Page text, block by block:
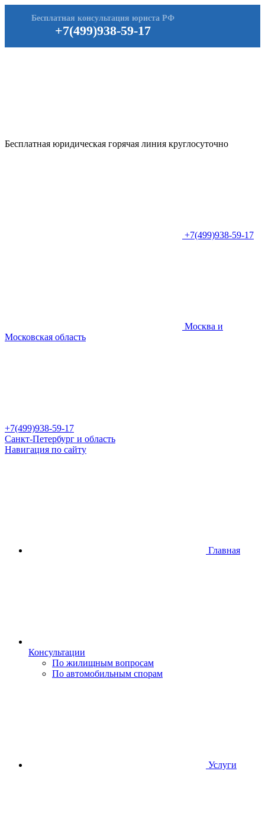
+7(499)938-59-17
Бесплатная консультация юриста РФ
Бесплатная юридическая горячая линия круглосуточно
+7(499)938-59-17
Москва и
Московская область
+7(499)938-59-17
Санкт-Петербург и область
Навигация по сайту
Главная
Консультации
По жилищным вопросам
По автомобильным спорам
Услуги